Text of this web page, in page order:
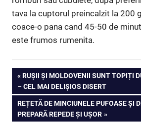
tava la cuptorul preincalzit la 200
coace-o pana cand 45-50 de
este frumos rumenita.
Navigare
în
articole
PREVIOUS
POST:
RUȘII ȘI MOLDOVENII SUNT TOPIȚI
– CEL MAI DELIȘIOS DISERT
NEXT
POST:
REȚETĂ DE MINCIUNELE PUFOASE ȘI
PREPARĂ REPEDE ȘI UȘOR